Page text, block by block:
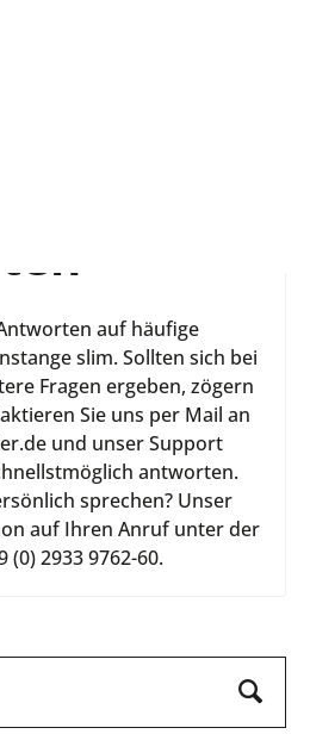
auf häufige
slim. Sollten sich bei
Fragen ergeben, zögern
Sie uns per Mail an
und unser Support
antworten.
sprechen? Unser
auf Ihren Anruf unter der
2933 9762-60.